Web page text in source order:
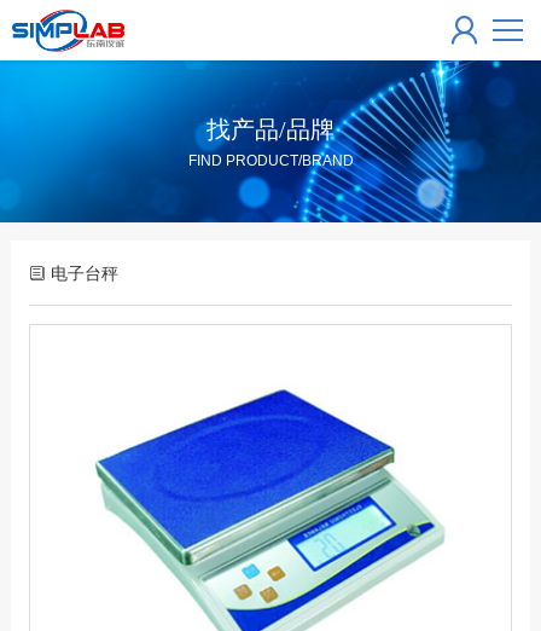
找产品/品牌
FIND PRODUCT/BRAND
电子台秤